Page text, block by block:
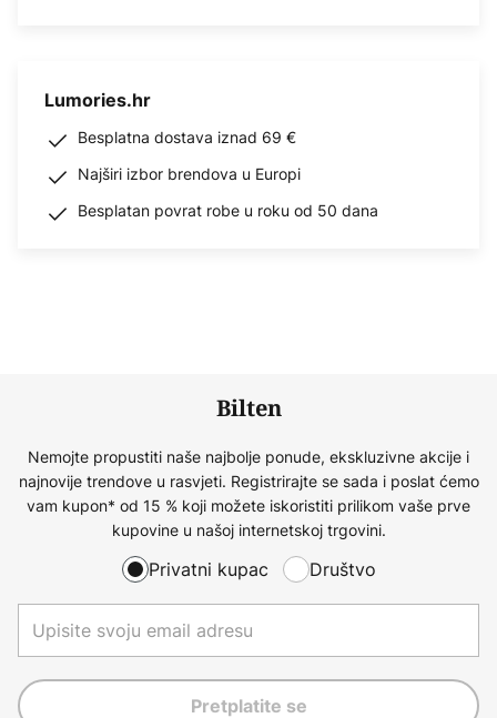
Lumories.hr
Besplatna dostava iznad 69 €
Najširi izbor brendova u Europi
Besplatan povrat robe u roku od 50 dana
Bilten
Nemojte propustiti naše najbolje ponude, ekskluzivne akcije i
najnovije trendove u rasvjeti. Registrirajte se sada i poslat ćemo
vam kupon* od 15 % koji možete iskoristiti prilikom vaše prve
kupovine u našoj internetskoj trgovini.
Privatni kupac Društvo
Pretplatite se